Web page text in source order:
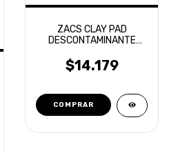
ZACS CLAY PAD
DESCONTAMINANTE
$14.179